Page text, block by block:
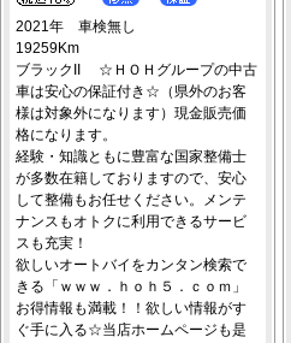
2021年 車検無し
19259Km
ブラックII ☆ＨＯＨグループの中古
車は安心の保証付き☆（県外のお客
様は対象外になります）現金販売価
格になります。
経験・知識ともに豊富な国家整備士
が多数在籍しておりますので、安心
して整備もお任せください。メンテ
ナンスもオトクに利用できるサービ
スも充実！
欲しいオートバイをカンタン検索で
きる「ｗｗｗ．ｈｏｈ５．ｃｏｍ」
お得情報も満載！！欲しい情報がす
ぐ手に入る☆当店ホームページも是